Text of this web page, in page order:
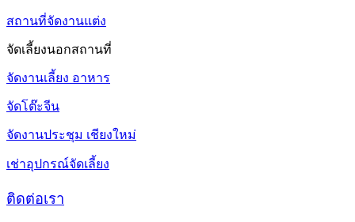
สถานที่จัดงานแต่ง
จัดเลี้ยงนอกสถานที่
จัดงานเลี้ยง อาหาร
จัดโต๊ะจีน
จัดงานประชุม เชียงใหม่
เช่าอุปกรณ์จัดเลี้ยง
ติดต่อเรา